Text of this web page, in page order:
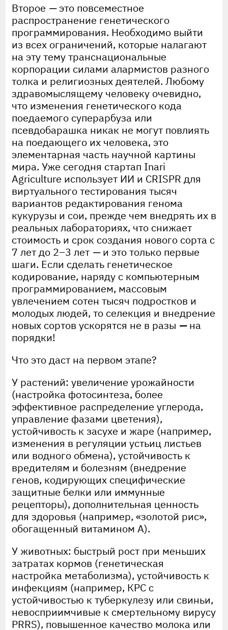
Второе —это повсеместное
распространение генетического
программирования. Необходимо выйти
из всех ограничений, которые налагают
на эту тему транснациональные
корпорации силами алармистов разного
толка и религиозных деятелей. Любому
здравомыслящему человеку очевидно,
что изменения генетического кода
поедаемого суперарбуза или
псевдобарашка никак не могут повлиять
на поедающего их человека, это
элементарная часть научной картины
мира. Уже сегодня стартап Inari
Agriculture использует ИИ и CRISPR для
виртуального тестирования тысяч
вариантов редактирования генома
кукурузы и сои, прежде чем внедрять их в
реальных лабораториях, что снижает
стоимость и срок создания нового сорта с
7 лет до 2–3 лет —и это только первые
шаги. Если сделать генетическое
кодирование, наряду с компьютерным
программированием, массовым
увлечением сотен тысяч подростков и
молодых людей, то селекция и внедрение
новых сортов ускорятся не в разы —на
порядки!
Что это даст на первом этапе?
У растений: увеличение урожайности
(настройка фотосинтеза, более
эффективное распределение углерода,
управление фазами цветения),
устойчивость к засухе и жаре (например,
изменения в регуляции устьиц листьев
или водного обмена), устойчивость к
вредителям и болезням (внедрение
генов, кодирующих специфические
защитные белки или иммунные
рецепторы), дополнительная ценность
для здоровья (например, «золотой рис»,
обогащенный витамином A).
У животных: быстрый рост при меньших
затратах кормов (генетическая
настройка метаболизма), устойчивость к
инфекциям (например, КРС с
устойчивостью к туберкулезу или свиньи,
невосприимчивые к смертельному вирусу
PRRS), повышенное качество молока или